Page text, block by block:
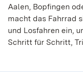
Aalen, Bopfingen
macht das Fahrrad
und Losfahren ein,
Schritt für Schritt,
Matomo
_pk_id, _pk_ref